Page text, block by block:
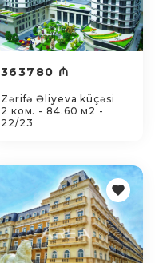
363780 ₼
Zərifə Əliyeva küçəsi
2 ком. - 84.60 м2 -
22/23